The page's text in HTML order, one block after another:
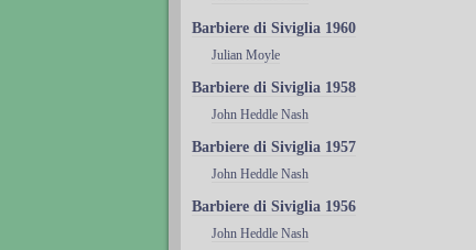
Barbiere di Siviglia 1960
Julian Moyle
Barbiere di Siviglia 1958
John Heddle Nash
Barbiere di Siviglia 1957
John Heddle Nash
Barbiere di Siviglia 1956
John Heddle Nash